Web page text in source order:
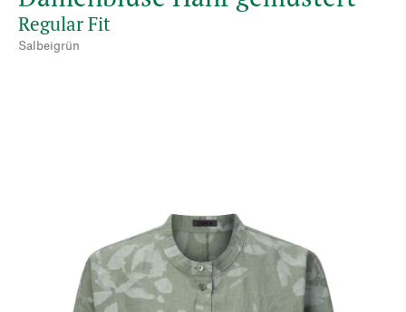
Regular Fit
Salbeigrün